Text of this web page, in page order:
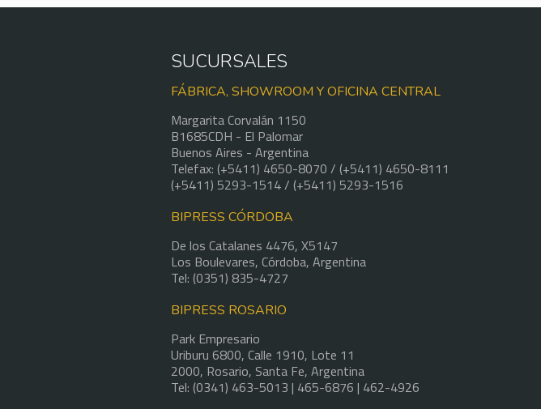
SUCURSALES
FÁBRICA, SHOWROOM Y OFICINA CENTRAL
Margarita Corvalán 1150
B1685CDH - El Palomar
Buenos Aires - Argentina
Telefax: (+5411) 4650-8070 / (+5411) 4650-8111
(+5411) 5293-1514 / (+5411) 5293-1516
BIPRESS CÓRDOBA
De los Catalanes 4476, X5147
Los Boulevares, Córdoba, Argentina
Tel: (0351) 835-4727
BIPRESS ROSARIO
Park Empresario
Uriburu 6800, Calle 1910, Lote 11
2000, Rosario, Santa Fe, Argentina
Tel: (0341) 463-5013 | 465-6876 | 462-4926